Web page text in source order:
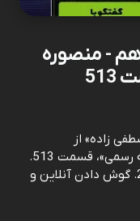
- منصوره
زاده» از
Aknoontalks. از مجموعه‌ی «اکنون - صفحه رسمی»، قسمت 513.
مدت زمان 15 دقیقه. منتشر شده در 2025. گوش دادن آنلاین و